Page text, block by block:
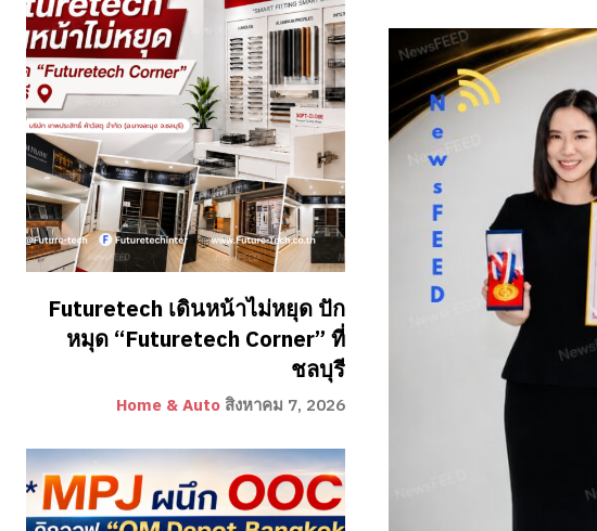
Futuretech เดินหน้าไม่หยุด ปัก
หมุด “Futuretech Corner” ที่
ชลบุรี
Home & Auto สิงหาคม 7, 2026